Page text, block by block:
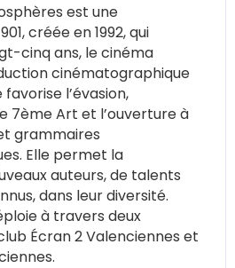
est une
créée en 1992, qui
cinq ans, le cinéma
cinématographique
l’évasion,
7ème Art et l’ouverture à
grammaires
Elle permet la
auteurs, de talents
dans leur diversité.
à travers deux
Écran 2 Valenciennes et